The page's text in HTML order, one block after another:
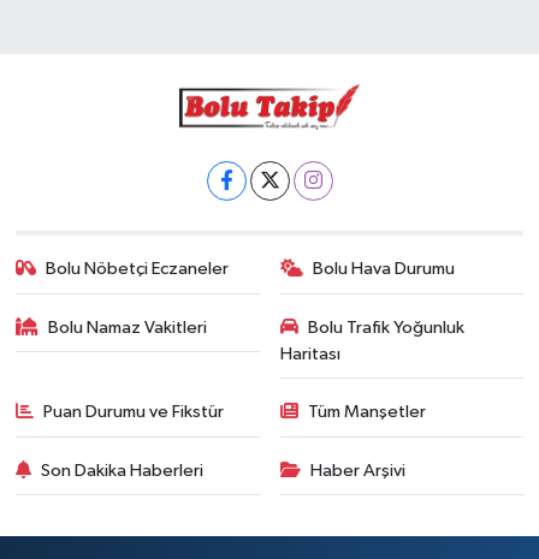
Bolu Nöbetçi Eczaneler Bolu Hava Durumu
Bolu Namaz Vakitleri
Bolu Trafik Yoğunluk
Haritası
Puan Durumu ve Fikstür Tüm Manşetler
Son Dakika Haberleri Haber Arşivi